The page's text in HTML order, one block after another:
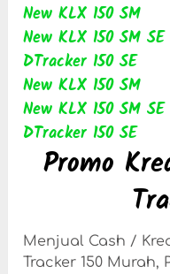
New KLX 150 SM
New KLX 150 SM SE
DTracker 150 SE
New KLX 150 SM
New KLX 150 SM SE
DTracker 150 SE
Promo
Menjual Cash /
Tracker 150 Murah,